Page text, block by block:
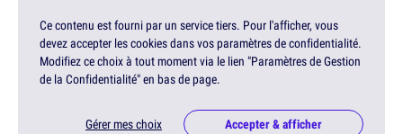
Ce contenu est fourni par un service tiers. Pour l'afficher, vous
devez accepter les cookies dans vos paramètres de confidentialité.
Modifiez ce choix à tout moment via le lien "Paramètres de Gestion
de la Confidentialité" en bas de page.
Gérer mes choix Accepter & afficher